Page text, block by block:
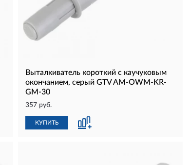
Выталкиватель короткий с каучуковым
окончанием, серый GTV AM-OWM-KR-
GM-30
357 руб.
КУПИТЬ